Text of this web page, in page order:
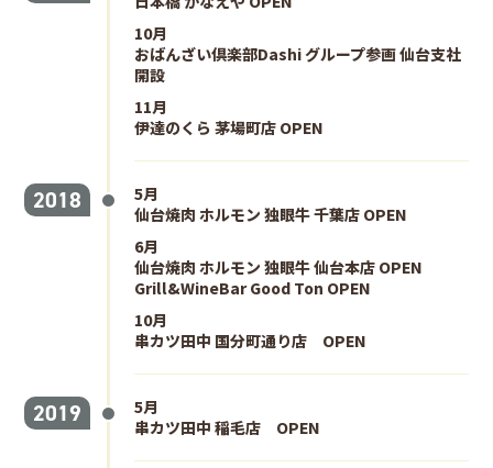
10月
おばんざい倶楽部Dashi グループ参画 仙台支社
開設
11月
伊達のくら 茅場町店 OPEN
2018
5月
仙台焼肉 ホルモン 独眼牛 千葉店 OPEN
6月
仙台焼肉 ホルモン 独眼牛 仙台本店 OPEN
Grill&WineBar Good Ton OPEN
10月
串カツ田中 国分町通り店 OPEN
2019
5月
串カツ田中 稲毛店 OPEN